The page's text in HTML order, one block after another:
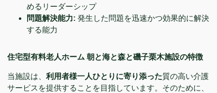
めるリーダーシップ
問題解決能力: 発生した問題を迅速かつ効果的に解決
する能力
住宅型有料老人ホーム 朝と海と森と磯子栗木施設の特徴
当施設は、 利用者様一人ひとりに寄り添った質の高い介護
サービスを提供することを目指しています。そのために、